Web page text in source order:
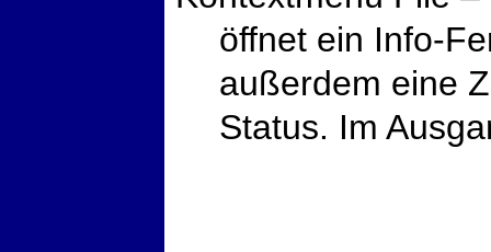
öffnet ein Info-
außerdem eine
Status. Im